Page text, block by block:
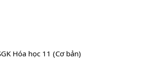
Hóa học 11 (Cơ bản)